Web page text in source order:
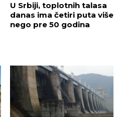
U Srbiji, toplotnih talasa
danas ima četiri puta više
nego pre 50 godina